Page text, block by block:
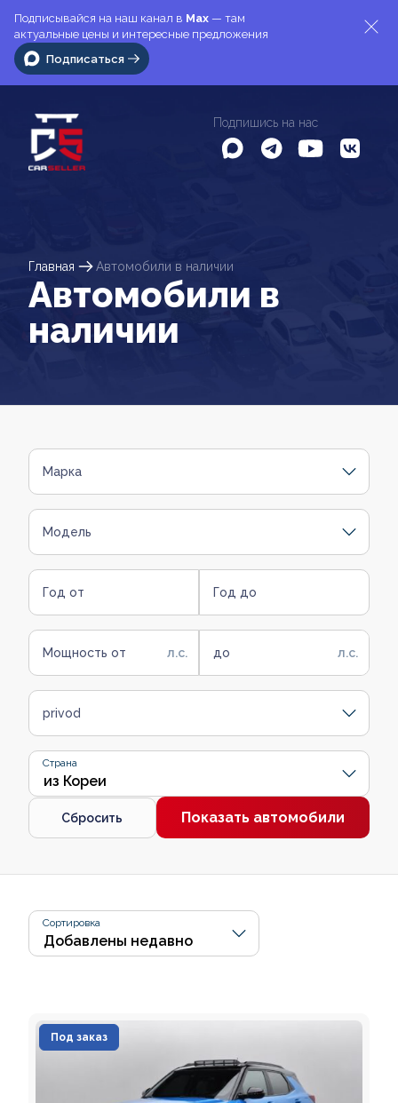
Подписывайся на наш канал в Max — там
актуальные цены и интересные предложения
Подписаться
Подпишись на нас
Главная Автомобили в наличии
Автомобили в
наличии
Марка
Модель
Год от Год до
Мощность от до
privod
Страна
Сбросить Показать автомобили
Сортировка
Под заказ